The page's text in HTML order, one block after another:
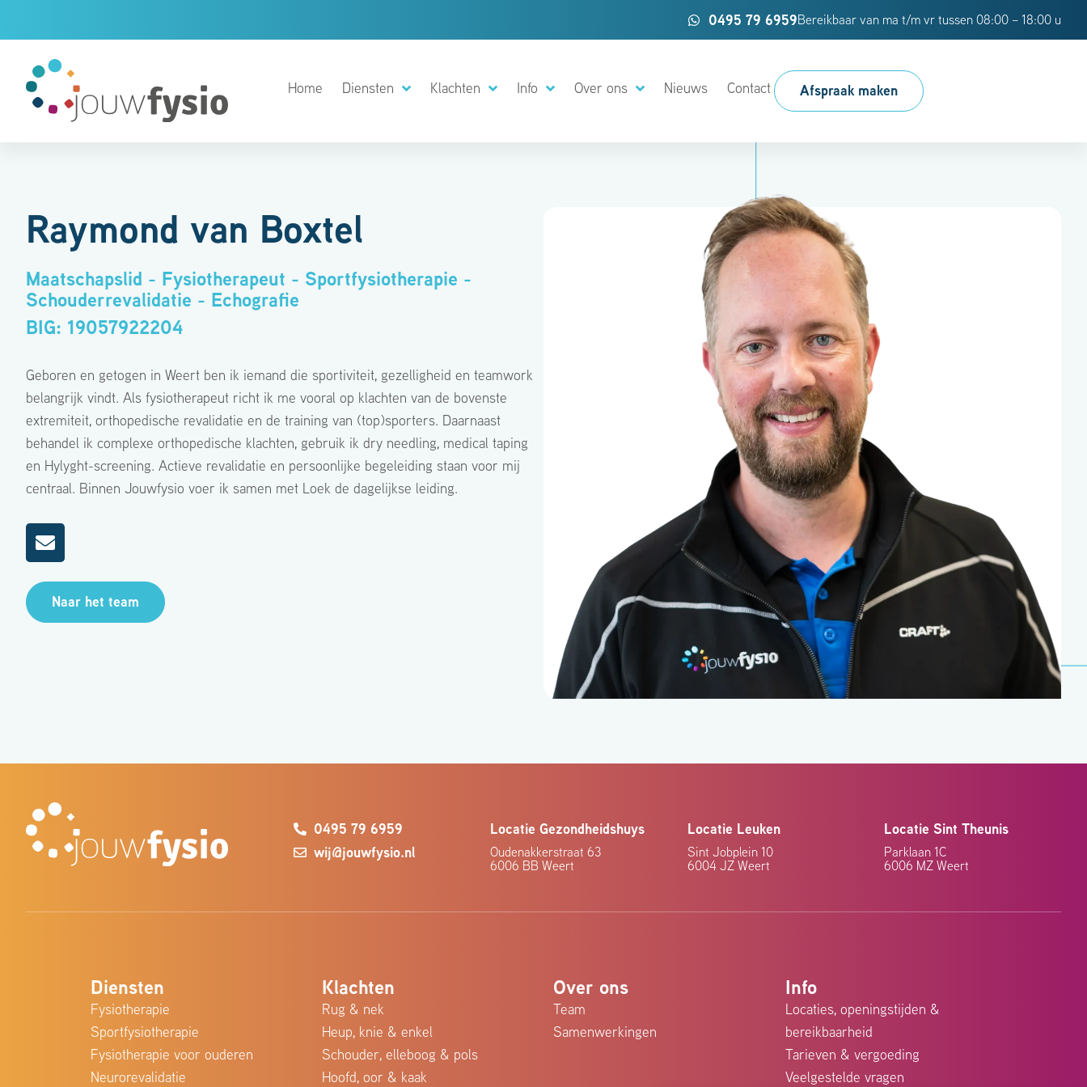
0495 79 6959Bereikbaar van ma t/m vr tussen 08:00 – 18:00 u
Home Diensten Klachten Info Over ons Nieuws Contact Afspraak maken
Raymond van Boxtel
Maatschapslid - Fysiotherapeut - Sportfysiotherapie -
Schouderrevalidatie - Echografie
BIG: 19057922204
Geboren en getogen in Weert ben ik iemand die sportiviteit, gezelligheid en teamwork
belangrijk vindt. Als fysiotherapeut richt ik me vooral op klachten van de bovenste
extremiteit, orthopedische revalidatie en de training van (top)sporters. Daarnaast
behandel ik complexe orthopedische klachten, gebruik ik dry needling, medical taping
en Hylyght-screening. Actieve revalidatie en persoonlijke begeleiding staan voor mij
centraal. Binnen Jouwfysio voer ik samen met Loek de dagelijkse leiding.
Naar het team
0495 79 6959
wij@jouwfysio.nl
Locatie Gezondheidshuys
Oudenakkerstraat 63
6006 BB Weert
Locatie Leuken
Sint Jobplein 10
6004 JZ Weert
Locatie Sint Theunis
Parklaan 1C
6006 MZ Weert
Diensten
Fysiotherapie
Sportfysiotherapie
Fysiotherapie voor ouderen
Neurorevalidatie
Klachten
Rug & nek
Heup, knie & enkel
Schouder, elleboog & pols
Hoofd, oor & kaak
Over ons
Team
Samenwerkingen
Info
Locaties, openingstijden &
bereikbaarheid
Tarieven & vergoeding
Veelgestelde vragen